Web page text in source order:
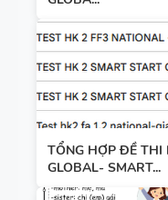
TỔNG HỢP ĐỀ THI
GLOBAL- SMART...